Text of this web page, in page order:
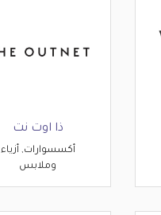
ذا اوت نت
أكسسوارات, أزياء
وملابس